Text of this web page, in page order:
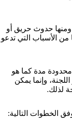
حدوث حريق أو
من الأسباب التي تدعو
مدة كما هو
وإنما يمكن
لذلك.
الخطوات التالية: